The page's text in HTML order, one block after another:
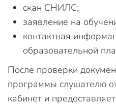
скан СНИЛС;
заявление на
контактная
образовательной
После проверки
программы слушателю
кабинет и